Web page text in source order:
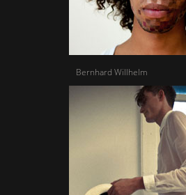
Bernhard Willhelm